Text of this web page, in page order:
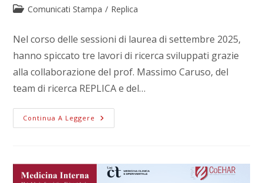
Comunicati Stampa / Replica
Nel corso delle sessioni di laurea di settembre 2025,
hanno spiccato tre lavori di ricerca sviluppati grazie
alla collaborazione del prof. Massimo Caruso, del
team di ricerca REPLICA e del…
Continua A Leggere